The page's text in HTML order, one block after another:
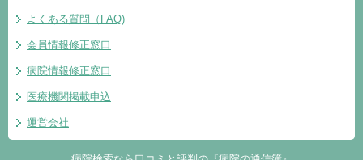
よくある質問（FAQ)
会員情報修正窓口
病院情報修正窓口
医療機関掲載申込
運営会社